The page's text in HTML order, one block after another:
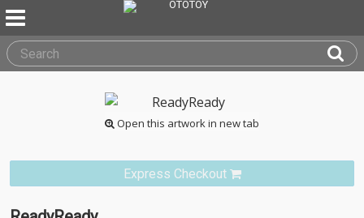
Open this artwork in new tab
Express Checkout